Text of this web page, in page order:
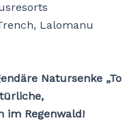
Lalomanu
Natursenke „To
im Regenwald!